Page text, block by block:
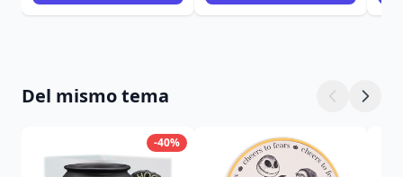
Del mismo tema
-40%